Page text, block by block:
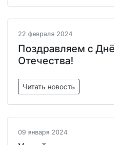
22 февраля 2024
Поздравляем с
Отечества!
Читать новость
09 января 2024